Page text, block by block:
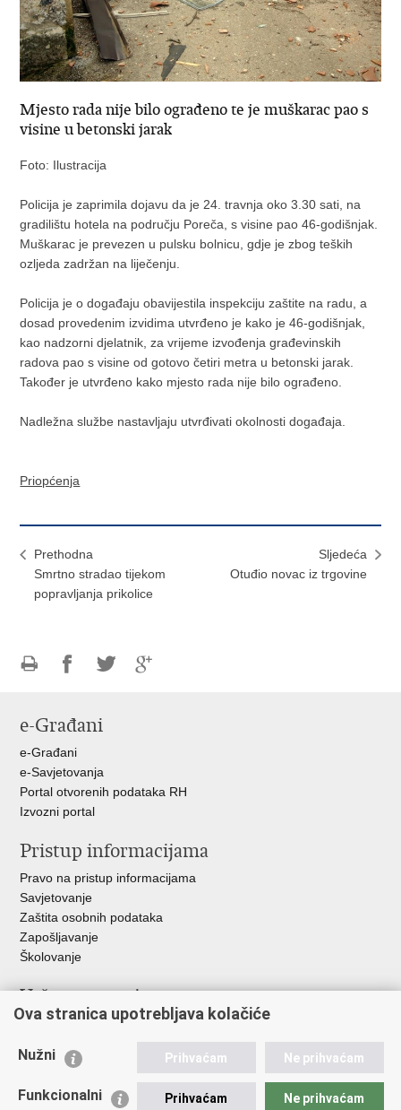
Mjesto rada nije bilo ograđeno te je muškarac pao s
visine u betonski jarak
Foto: Ilustracija
Policija je zaprimila dojavu da je 24. travnja oko 3.30 sati, na
gradilištu hotela na području Poreča, s visine pao 46-godišnjak.
Muškarac je prevezen u pulsku bolnicu, gdje je zbog teških
ozljeda zadržan na liječenju.
Policija je o događaju obavijestila inspekciju zaštite na radu, a
dosad provedenim izvidima utvrđeno je kako je 46-godišnjak,
kao nadzorni djelatnik, za vrijeme izvođenja građevinskih
radova pao s visine od gotovo četiri metra u betonski jarak.
Također je utvrđeno kako mjesto rada nije bilo ograđeno.
Nadležna službe nastavljaju utvrđivati okolnosti događaja.
Priopćenja
Prethodna
Smrtno stradao tijekom
popravljanja prikolice
Sljedeća
Otuđio novac iz trgovine
FacebookuTwitteru
e-Građani
e-Građani
e-Savjetovanja
Portal otvorenih podataka RH
Izvozni portal
Pristup informacijama
Pravo na pristup informacijama
Savjetovanje
Zaštita osobnih podataka
Zapošljavanje
Školovanje
Važne poveznice
Ministarstvo unutarnjih poslova
Udruge
Policijska akademija
Ova stranica upotrebljava kolačiće
Nužni Prihvaćam Ne prihvaćam
Funkcionalni Prihvaćam Ne prihvaćam